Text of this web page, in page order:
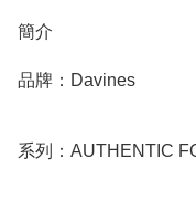
簡介
品牌：Davines
系列：AUTHENTIC